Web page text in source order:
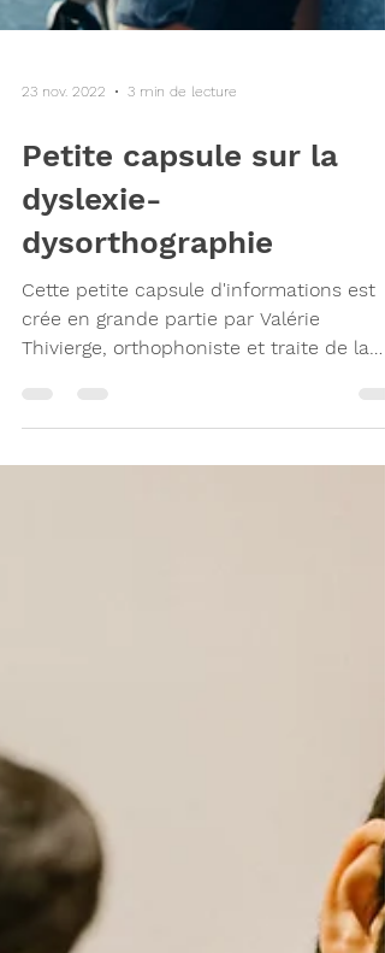
23 nov. 2022 3 min de lecture
Petite capsule sur la
dyslexie-
dysorthographie
Cette petite capsule d'informations est
dyslexie-dysorthographie.